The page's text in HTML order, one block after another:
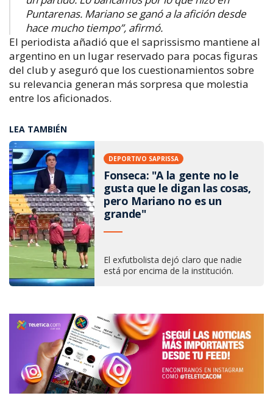
Puntarenas. Mariano se ganó a la afición desde
hace mucho tiempo”, afirmó.
El periodista añadió que el saprissismo mantiene al
argentino en un lugar reservado para pocas figuras
del club y aseguró que los cuestionamientos sobre
su relevancia generan más sorpresa que molestia
entre los aficionados.
LEA TAMBIÉN
DEPORTIVO SAPRISSA
Fonseca: "A la gente no le
gusta que le digan las cosas,
pero Mariano no es un
grande"
El exfutbolista dejó claro que nadie
está por encima de la institución.